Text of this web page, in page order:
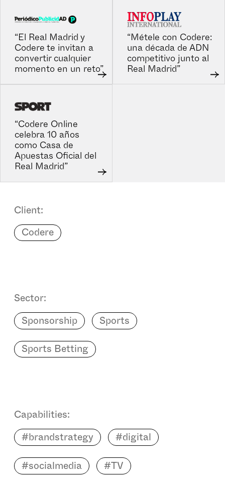
“El Real Madrid y
Codere te invitan a
convertir cualquier
momento en un reto”
“Métele con Codere:
una década de ADN
competitivo junto al
Real Madrid”
“Codere Online
celebra 10 años
como Casa de
Apuestas Oficial del
Real Madrid”
Client:
Codere
Sector:
Sponsorship Sports
Sports Betting
Capabilities:
#brandstrategy #digital
#socialmedia #TV